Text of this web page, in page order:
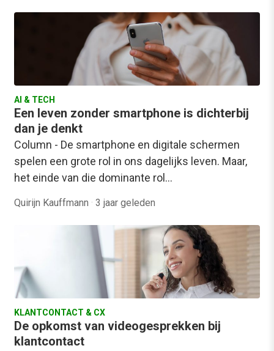
AI & TECH
Een leven zonder smartphone is dichterbij
dan je denkt
Column - De smartphone en digitale schermen
spelen een grote rol in ons dagelijks leven. Maar,
het einde van die dominante rol…
Quirijn Kauffmann · 3 jaar geleden
KLANTCONTACT & CX
De opkomst van videogesprekken bij
klantcontact